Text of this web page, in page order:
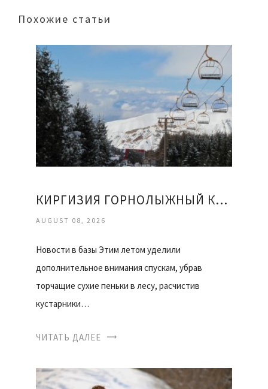
Похожие статьи
КИРГИЗИЯ ГОРНОЛЫЖНЫЙ КУРОРТ КАРАКОЛ ОТЗЫВЫ
AUGUST 08, 2026
Новости в базы Этим летом уделили
дополнительное внимания спускам, убрав
торчащие сухие пеньки в лесу, расчистив
кустарники…
ЧИТАТЬ ДАЛЕЕ